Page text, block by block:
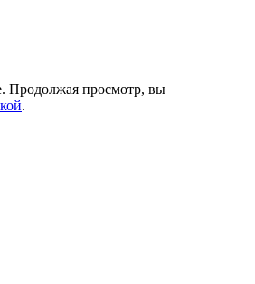
Продолжая просмотр, вы
.